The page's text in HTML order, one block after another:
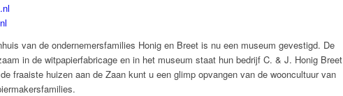
van de ondernemersfamilies Honig en Breet is nu een museum gevestigd. De
in de witpapierfabricage en in het museum staat hun bedrijf C. & J. Honig Breet
fraaiste huizen aan de Zaan kunt u een glimp opvangen van de wooncultuur van